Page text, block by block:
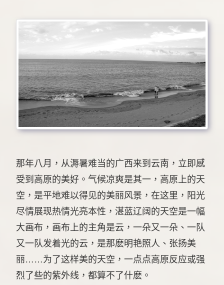
那年八月，从溽暑难当的广西来到云南，立即感
受到高原的美好。气候凉爽是其一，高原上的天
空，是平地难以得见的美丽风景，在这里，阳光
尽情展现热情光亮本性，湛蓝辽阔的天空是一幅
大画布，画布上的主角是云，一朵又一朵、一队
又一队发着光的云，是那麽明艳照人、张扬美
丽……为了这样美的天空，一点点高原反应或强
烈了些的紫外线，都算不了什麽。